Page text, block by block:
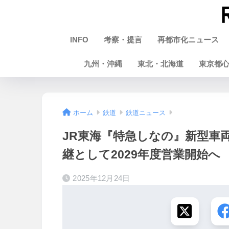
INFO 考察・提言 再都市化ニュース
九州・沖縄 東北・北海道 東京都心
ホーム 鉄道 鉄道ニュース
JR東海『特急しなの』新型車
継として2029年度営業開始へ
2025年12月24日